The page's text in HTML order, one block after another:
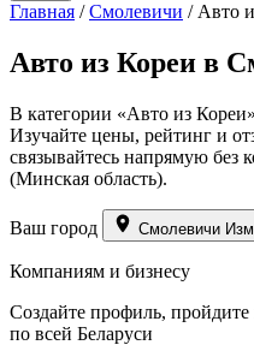
Главная / Смолевичи / Авто
Авто из Кореи в
В категории «Авто из
Изучайте цены, рейтинг и
связывайтесь напрямую без
(Минская область).
Ваш город Смолевичи
Компаниям и бизнесу
Создайте профиль,
по всей Беларуси